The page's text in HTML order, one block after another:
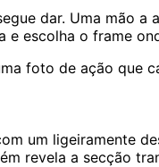
dar. Uma mão
escolha o frame
foto de ação que
um ligeiramente
revela a secção